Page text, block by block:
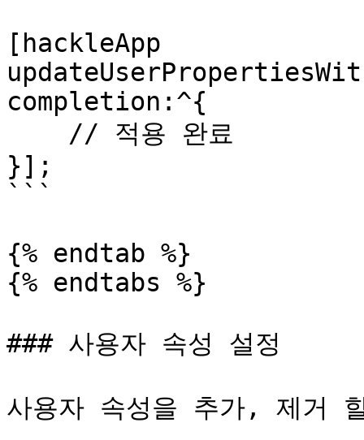
[hackleApp
completion:^{
}];
```
{% endtab %}
{% endtabs %}
### 사용자 속성 설정
사용자 속성을 추가, 제거